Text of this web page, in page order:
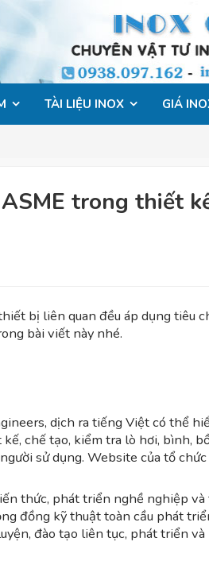
TÀI LIỆU INOX GIÁ
trong thiết
bị liên quan đều áp dụng tiêu
bài viết này nhé.
dịch ra tiếng Việt có thể
chế tạo, kiểm tra lò hơi, bình,
sử dụng. Website của tổ
​​thức, phát triển nghề nghiệp và
đồng kỹ thuật toàn cầu phát
đào tạo liên tục, phát triển và